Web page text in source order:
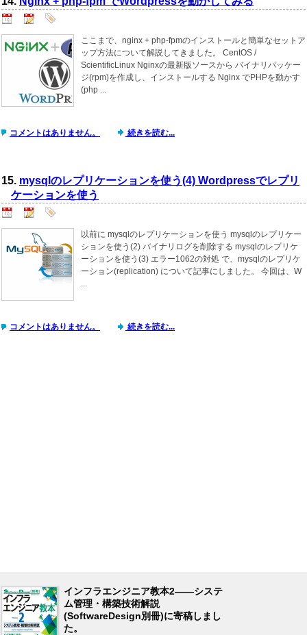
ここまで、nginx + php-fpmのインストールと簡単なセットア
ップ方法について解説してきました。 CentOS /
ScientificLinux Nginxの最新版ソースから バイナリパッケー
ジ(rpm)を作成し、インストールする Nginx でPHPを動かす
(php ...
コメントはありません。 続きを読む...
15. mysqlのレプリケーションを使う(4) Wordpressでレプリ
ケーションを使う
以前に mysqlのレプリケーションを使う mysqlのレプリケー
ションを使う(2) バイナリログを削除する mysqlのレプリケ
ーションを使う(3) エラー1062の対処 で、mysqlのレプリケ
ーション(replication) について記事にしました。 今回は、W
...
コメントはありません。 続きを読む...
インフラエンジニア教本2――システ
ム管理・構築技術解説
(SoftwareDesign別冊)に寄稿しまし
た。